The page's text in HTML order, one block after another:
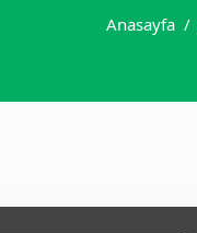
Anasayfa